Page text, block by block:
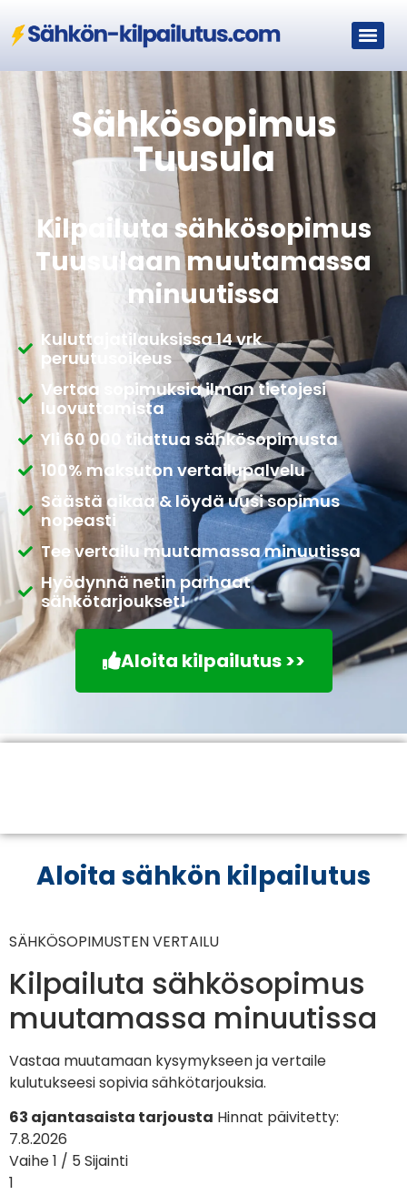
Sähkösopimus
Tuusula
Kilpailuta sähkösopimus
Tuusulaan muutamassa
minuutissa
Kuluttajatilauksissa 14 vrk
peruutusoikeus
Vertaa sopimuksia ilman tietojesi
luovuttamista
Yli 60 000 tilattua sähkösopimusta
100% maksuton vertailupalvelu
Säästä aikaa & löydä uusi sopimus
nopeasti
Tee vertailu muutamassa minuutissa
Hyödynnä netin parhaat
sähkötarjoukset!
Aloita kilpailutus >>
Aloita sähkön kilpailutus
SÄHKÖSOPIMUSTEN VERTAILU
Kilpailuta sähkösopimus
muutamassa minuutissa
Vastaa muutamaan kysymykseen ja vertaile
kulutukseesi sopivia sähkötarjouksia.
63 ajantasaista tarjousta Hinnat päivitetty:
7.8.2026
Vaihe 1 / 5 Sijainti
1